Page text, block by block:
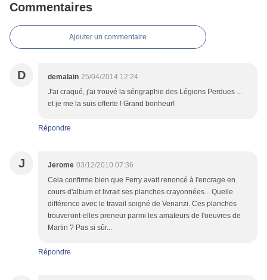
Commentaires
Ajouter un commentaire
D demalain 25/04/2014 12:24
J'ai craqué, j'ai trouvé la sérigraphie des Légions Perdues ...
et je me la suis offerte ! Grand bonheur!
Répondre
J Jerome 03/12/2010 07:36
Cela confirme bien que Ferry avait renoncé à l'encrage en
cours d'album et livrait ses planches crayonnées... Quelle
différence avec le travail soigné de Venanzi. Ces planches
trouveront-elles preneur parmi les amateurs de l'oeuvres de
Martin ? Pas si sûr...
Répondre